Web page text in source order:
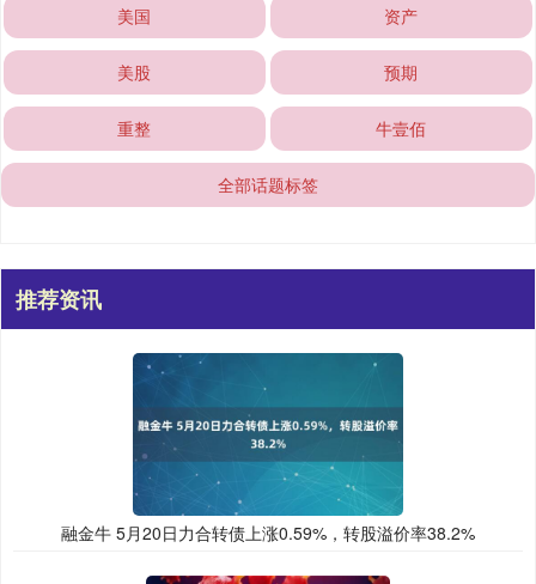
美国 资产
美股 预期
重整 牛壹佰
全部话题标签
推荐资讯
融金牛 5月20日力合转债上涨0.59%，转股溢价率38.2%